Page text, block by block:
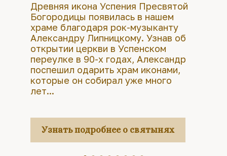
Древняя икона Успения Пресвятой
Богородицы появилась в нашем
храме благодаря рок-музыканту
Александру Липницкому. Узнав об
открытии церкви в Успенском
переулке в 90-х годах, Александр
поспешил одарить храм иконами,
которые он собирал уже много
лет...
Узнать подробнее о святынях